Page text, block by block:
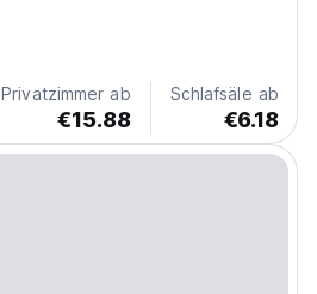
Privatzimmer ab
€15.88
Schlafsäle ab
€6.18